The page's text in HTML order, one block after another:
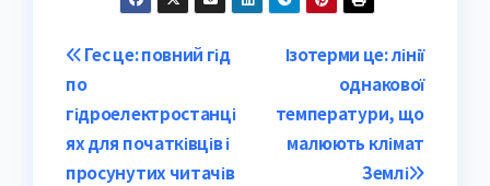
Post
navigation
Ізотерми це: лінії
однакової
температури, що
малюють клімат
Землі
Гес це: повний гід
по
гідроелектростанці
ях для початківців і
просунутих читачів